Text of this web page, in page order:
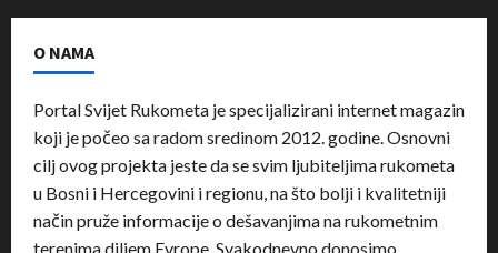
O NAMA
Portal Svijet Rukometa je specijalizirani internet magazin
koji je počeo sa radom sredinom 2012. godine. Osnovni
cilj ovog projekta jeste da se svim ljubiteljima rukometa
u Bosni i Hercegovini i regionu, na što bolji i kvalitetniji
način pruže informacije o dešavanjima na rukometnim
terenima diljem Evrope. Svakodnevno donosimo